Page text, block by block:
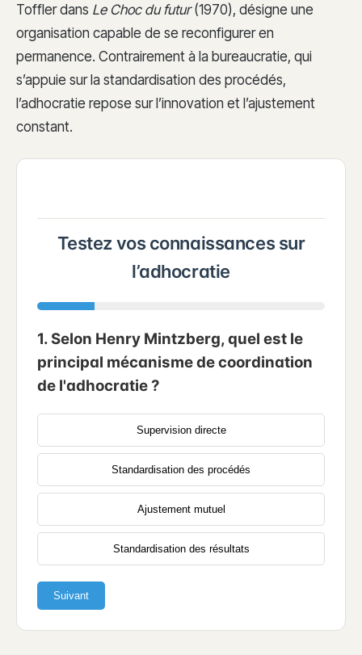
Toffler dans Le Choc du futur(1970), désigne une
organisation capable de se reconfigurer en
permanence. Contrairement à la bureaucratie, qui
s’appuie sur la standardisation des procédés,
l’adhocratie repose sur l’innovation et l’ajustement
constant.
Testez vos connaissances sur
l’adhocratie
1. Selon Henry Mintzberg, quel est le
principal mécanisme de coordination
de l'adhocratie ?
Supervision directe
Standardisation des procédés
Ajustement mutuel
Standardisation des résultats
Suivant